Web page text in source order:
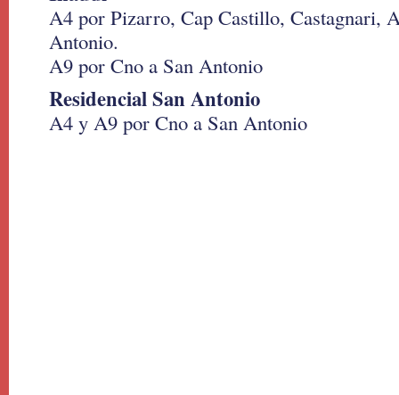
A4 por Pizarro, Cap Castillo, Castagnari,
Antonio.
A9 por Cno a San Antonio
Residencial San Antonio
A4 y A9 por Cno a San Antonio